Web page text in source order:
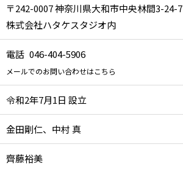
〒242-0007 神奈川県大和市中央林間3-24-7
株式会社ハタケスタジオ内
電話 046-404-5906
メールでのお問い合わせはこちら
令和2年7月1日 設立
金田剛仁、中村 真
齊藤裕美